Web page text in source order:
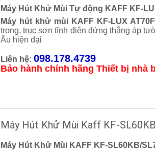
Máy Hút Khử Mùi Tự động KAFF KF-
Máy hút khử mùi KAFF KF-LUX
trọng, trục sơn tĩnh điện đứng thẳng áp
Âu hiện đại
Liên hệ: 098.178.4739
Bảo hành chính hãng Thiết bị nhà
Máy Hút Khử Mùi Kaff KF-
Máy Hút Khử Mùi KAFF KF-SL60KB/